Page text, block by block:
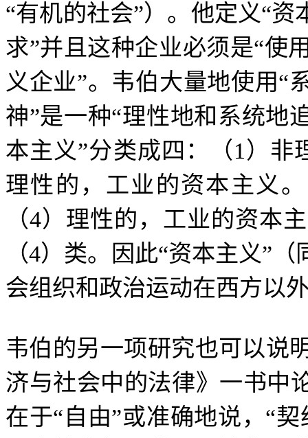
“有机的社会”）。他定义“资
求”并且这种企业必须是“使
义企业”。韦伯大量地使用“
神”是一种“理性地和系统地
本主义”分类成四：（ 1 ）非
理性的，工业的资本主义
（4）理性的，工业的资本
（4）类。因此“资本主义”
会组织和政治运动在西方以
韦伯的另一项研究也可以说
济与社会中的法律》一书中
在于“自由”或准确地说， “契